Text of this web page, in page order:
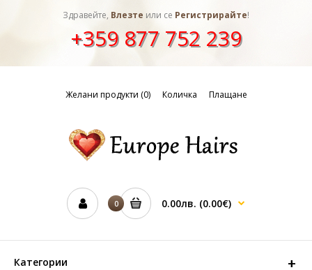
Здравейте, Влезте или се Регистрирайте!
+359 877 752 239
Желани продукти (0) Количка Плащане
0 0.00лв. (0.00€)
Категории